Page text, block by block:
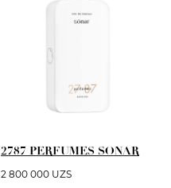
2787 PERFUMES SONAR
2 800 000 UZS